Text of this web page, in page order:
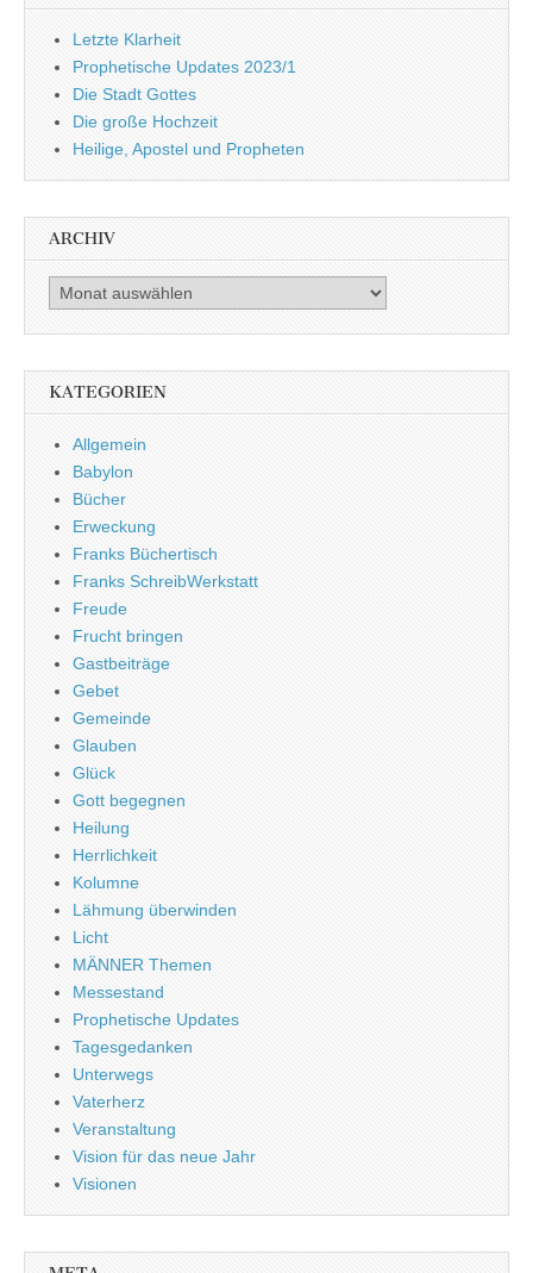
Letzte Klarheit
Prophetische Updates 2023/1
Die Stadt Gottes
Die große Hochzeit
Heilige, Apostel und Propheten
ARCHIV
Archiv
KATEGORIEN
Allgemein
Babylon
Bücher
Erweckung
Franks Büchertisch
Franks SchreibWerkstatt
Freude
Frucht bringen
Gastbeiträge
Gebet
Gemeinde
Glauben
Glück
Gott begegnen
Heilung
Herrlichkeit
Kolumne
Lähmung überwinden
Licht
MÄNNER Themen
Messestand
Prophetische Updates
Tagesgedanken
Unterwegs
Vaterherz
Veranstaltung
Vision für das neue Jahr
Visionen